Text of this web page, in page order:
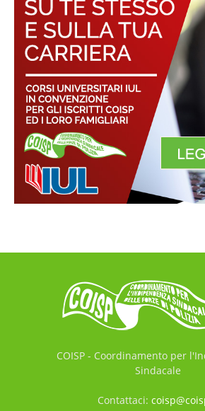
COISP - Coordinamento per
Sindacale
Contattaci: